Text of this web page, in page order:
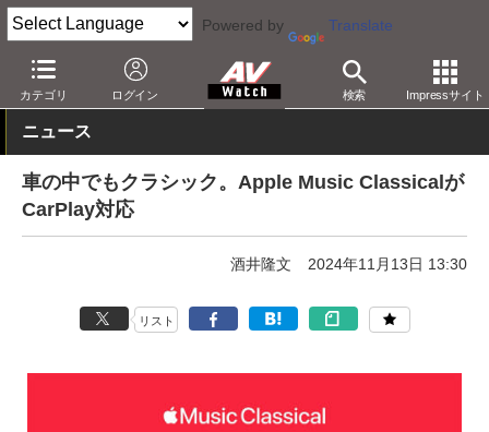
Powered by Translate
カテゴリ ログイン 検索 Impressサイト
AV Watch コンテンツ・サービス 音楽配信 Apple Music
ニュース
車の中でもクラシック。Apple Music Classicalが
CarPlay対応
酒井隆文 2024年11月13日 13:30
リスト